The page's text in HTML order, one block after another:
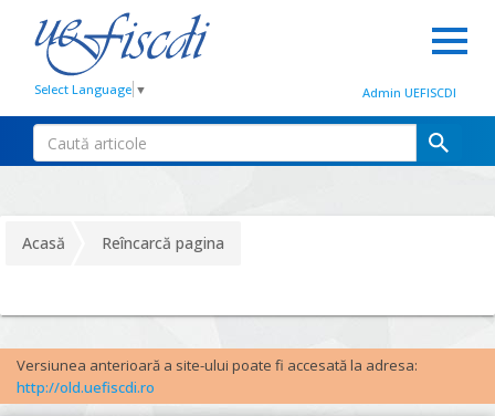
Select Language ▼ Admin UEFISCDI
Acasă Reîncarcă pagina
Versiunea anterioară a site-ului poate fi accesată la adresa:
http://old.uefiscdi.ro